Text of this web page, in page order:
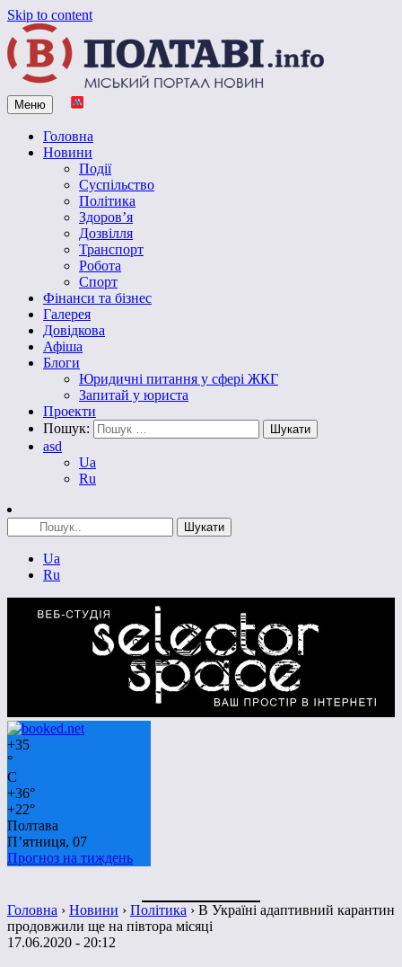
Skip to content
Vpoltave.info
Полтавський портал новин
Меню
Головна
Новини
Події
Суспільство
Політика
Здоров’я
Дозвілля
Транспорт
Робота
Спорт
Фінанси та бізнес
Галерея
Довідкова
Афіша
Блоги
Юридичні питання у сфері ЖКГ
Запитай у юриста
Проекти
Пошук:
asd
Ua
Ru
Ua
Ru
+35
°
C
+36°
+22°
Полтава
П’ятниця, 07
Прогноз на тиждень
Головна › Новини › Політика › В Україні адаптивний карантин
продовжили ще на півтора місяці
17.06.2020 - 20:12